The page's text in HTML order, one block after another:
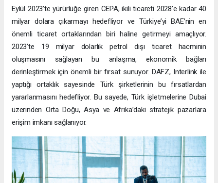
Eylül 2023’te yürürlüğe giren CEPA, ikili ticareti 2028’e kadar 40
milyar dolara çıkarmayı hedefliyor ve Türkiye’yi BAE’nin en
önemli ticaret ortaklarından biri haline getirmeyi amaçlıyor.
2023’te 19 milyar dolarlık petrol dışı ticaret hacminin
oluşmasını sağlayan bu anlaşma, ekonomik bağları
derinleştirmek için önemli bir fırsat sunuyor. DAFZ, Interlink ile
yaptığı ortaklık sayesinde Türk şirketlerinin bu fırsatlardan
yararlanmasını hedefliyor. Bu sayede, Türk işletmelerine Dubai
üzerinden Orta Doğu, Asya ve Afrika’daki stratejik pazarlara
erişim imkanı sağlanıyor.